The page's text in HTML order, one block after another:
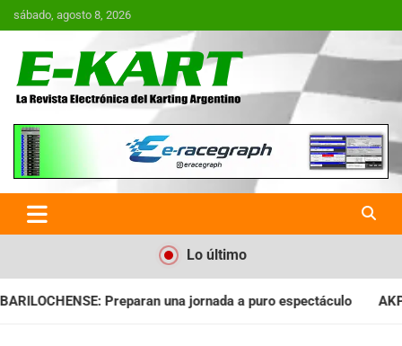
Saltar
al
sábado, agosto 8, 2026
E-Kart.com.ar | La Revista
Electrónica del Karting en
Argentina
Lo último
a puro espectáculo AKPS: Intervino la IGJ y oficializó